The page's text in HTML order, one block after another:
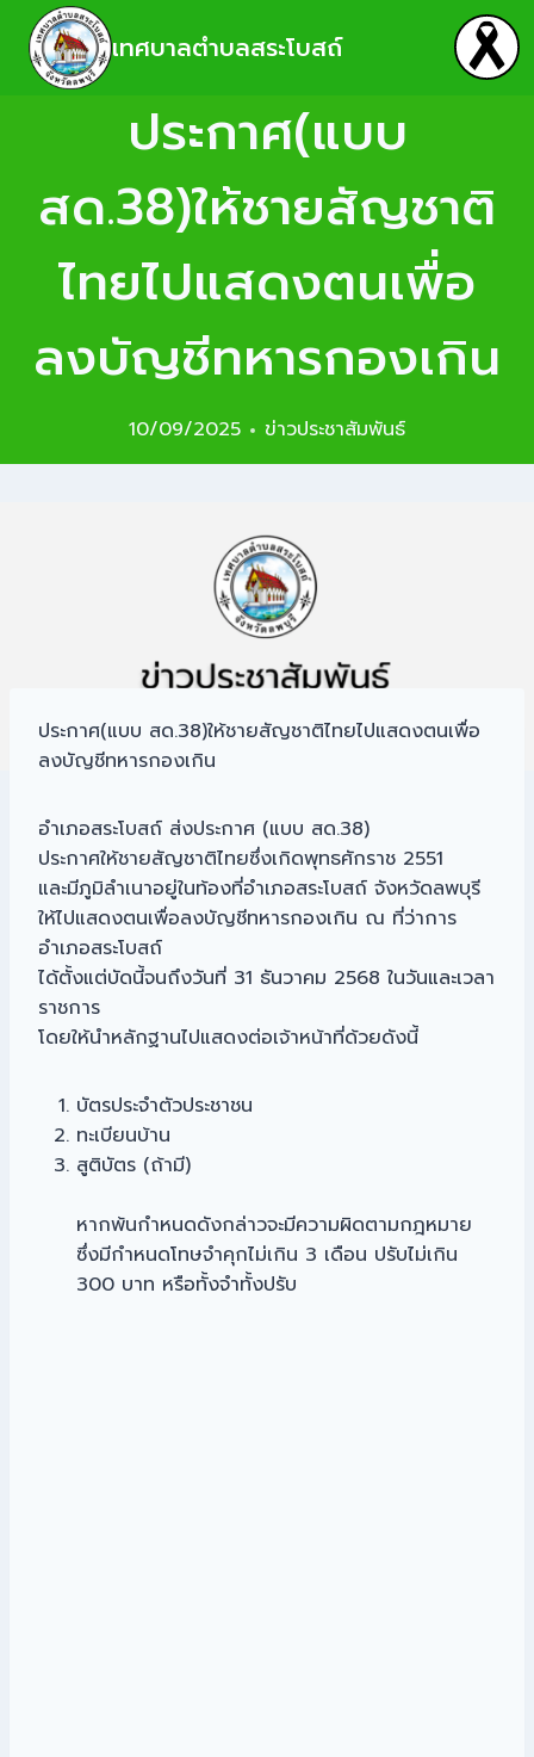
เทศบาลตำบลสระโบสถ์
ประกาศ(แบบ
สด.38)ให้ชายสัญชาติ
ไทยไปแสดงตนเพื่อ
ลงบัญชีทหารกองเกิน
10/09/2025 ข่าวประชาสัมพันธ์
ประกาศ(แบบ สด.38)ให้ชายสัญชาติไทยไปแสดงตนเพื่อ
ลงบัญชีทหารกองเกิน
อำเภอสระโบสถ์ ส่งประกาศ (แบบ สด.38)
ประกาศให้ชายสัญชาติไทยซึ่งเกิดพุทธศักราช 2551
และมีภูมิลำเนาอยู่ในท้องที่อำเภอสระโบสถ์ จังหวัดลพบุรี
ให้ไปแสดงตนเพื่อลงบัญชีทหารกองเกิน ณ ที่ว่าการ
อำเภอสระโบสถ์
ได้ตั้งแต่บัดนี้จนถึงวันที่ 31 ธันวาคม 2568 ในวันและเวลา
ราชการ
โดยให้นำหลักฐานไปแสดงต่อเจ้าหน้าที่ด้วยดังนี้
บัตรประจำตัวประชาชน
ทะเบียนบ้าน
สูติบัตร (ถ้ามี)
หากพ้นกำหนดดังกล่าวจะมีความผิดตามกฎหมาย
ซึ่งมีกำหนดโทษจำคุกไม่เกิน 3 เดือน ปรับไม่เกิน
300 บาท หรือทั้งจำทั้งปรับ